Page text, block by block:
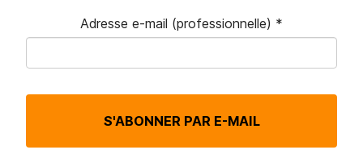
Adresse e-mail (professionnelle) *
S'ABONNER PAR E-MAIL